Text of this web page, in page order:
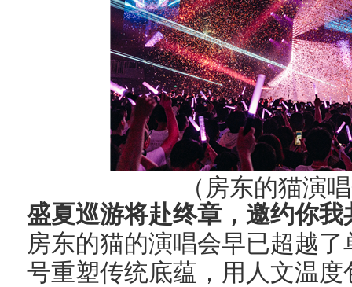
（房东的猫演
盛夏巡游将赴终章，邀约你我
房东的猫的演唱会早已超越
号重塑传统底蕴，用人文温